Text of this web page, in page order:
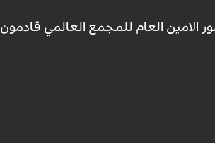
الامين العام للمجمع العالمي قادمون